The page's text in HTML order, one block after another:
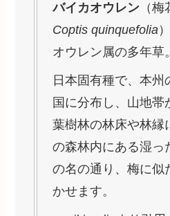
バイカオウレン （
Coptis quinquefolia
オウレン属の多年草。
日本固有種で、本州
国に分布し、山地帯
葉樹林の林床や林縁
の森林内にある湿っ
の名の通り、梅に似
かせます。